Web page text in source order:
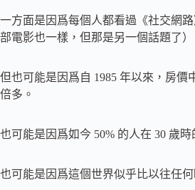
一方面是因爲每個人都看過《社交網
部電影也一樣，但那是另一個話題了）
但也可能是因爲自 1985 年以來，房
倍多。
也可能是因爲如今 50% 的人在 30 歲
也可能是因爲這個世界似乎比以往任